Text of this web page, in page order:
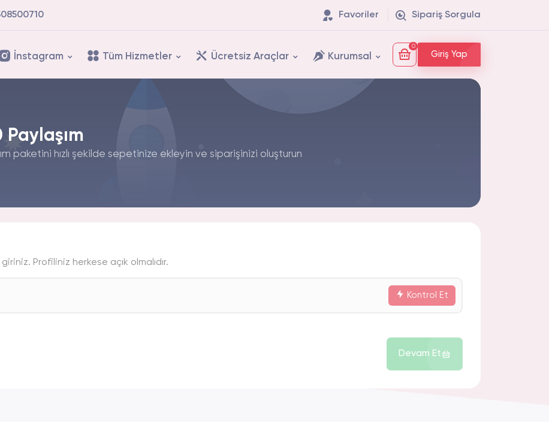
Favoriler Sipariş Sorgula
İnstagram Tüm Hizmetler Ücretsiz Araçlar Kurumsal
0
Giriş Yap
Paylaşım
paketini hızlı şekilde sepetinize ekleyin ve siparişinizi oluşturun
Profiliniz herkese açık olmalıdır.
Kontrol Et
Devam Et